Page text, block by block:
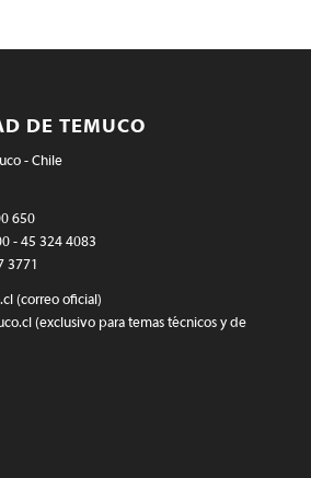
DE TEMUCO
- Chile
650
- 45 324 4083
3771
(correo oficial)
(exclusivo para temas técnicos y de